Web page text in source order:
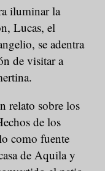
iluminar la
Lucas, el
se adentra
de visitar a
relato sobre los
de los
como fuente
de Aquila y